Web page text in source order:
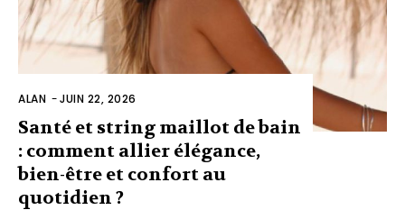
ALAN -JUIN 22, 2026
Santé et string maillot de bain
: comment allier élégance,
bien-être et confort au
quotidien ?